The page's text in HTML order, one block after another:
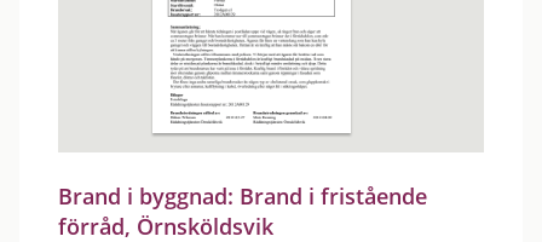
Brand i byggnad: Brand i fristående
förråd, Örnsköldsvik